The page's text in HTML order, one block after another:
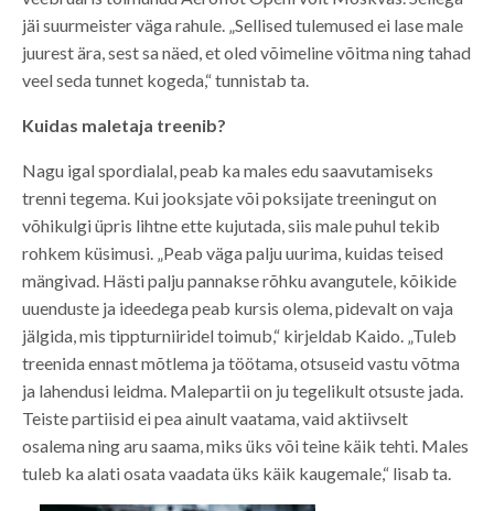
jäi suurmeister väga rahule. „Sellised tulemused ei lase male
juurest ära, sest sa näed, et oled võimeline võitma ning tahad
veel seda tunnet kogeda,“ tunnistab ta.
Kuidas maletaja treenib?
Nagu igal spordialal, peab ka males edu saavutamiseks
trenni tegema. Kui jooksjate või poksijate treeningut on
võhikulgi üpris lihtne ette kujutada, siis male puhul tekib
rohkem küsimusi. „Peab väga palju uurima, kuidas teised
mängivad. Hästi palju pannakse rõhku avangutele, kõikide
uuenduste ja ideedega peab kursis olema, pidevalt on vaja
jälgida, mis tippturniiridel toimub,“ kirjeldab Kaido. „Tuleb
treenida ennast mõtlema ja töötama, otsuseid vastu võtma
ja lahendusi leidma. Malepartii on ju tegelikult otsuste jada.
Teiste partiisid ei pea ainult vaatama, vaid aktiivselt
osalema ning aru saama, miks üks või teine käik tehti. Males
tuleb ka alati osata vaadata üks käik kaugemale,“ lisab ta.